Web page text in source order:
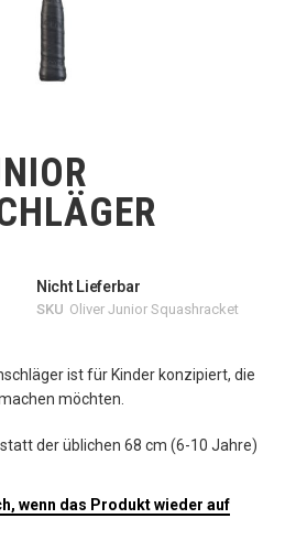
Nicht Lieferbar
SKU Oliver Junior Squashracket
ist für Kinder konzipiert, die
möchten.
der üblichen 68 cm (6-10 Jahre)
wenn das Produkt wieder auf